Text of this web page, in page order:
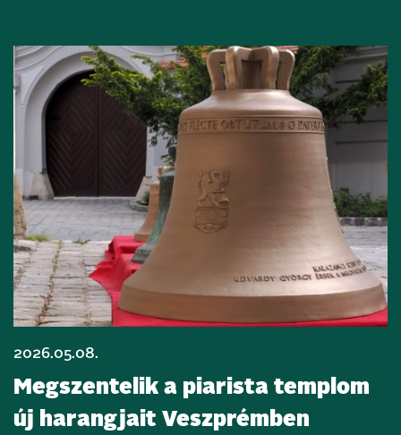
2026.05.08.
Megszentelik a piarista templom
új harangjait Veszprémben